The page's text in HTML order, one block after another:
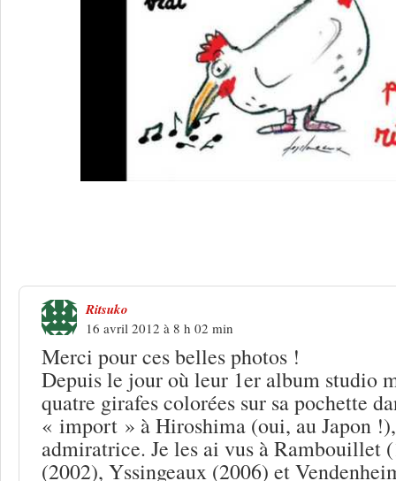
Ritsuko
16 avril 2012 à 8 h 02 min
Merci pour ces belles photos !
Depuis le jour où leur 1er album studio
quatre girafes colorées sur sa pochette
« import » à Hiroshima (oui, au Japon
admiratrice. Je les ai vus à Rambouillet
(2002), Yssingeaux (2006) et